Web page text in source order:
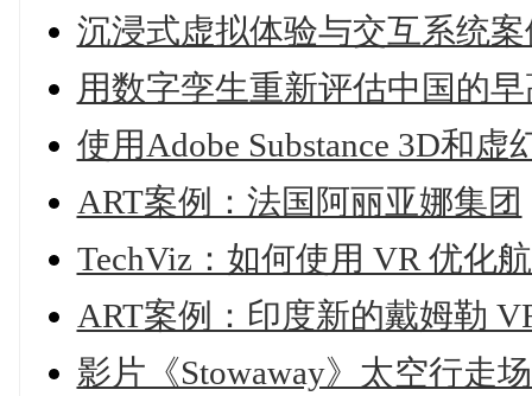
沉浸式虚拟体验与交互系统案
用数字孪生重新评估中国的
使用Adobe Substance 3D和
ART案例：法国阿丽亚娜集团
TechViz：如何使用 VR 优化
ART案例：印度新的戴姆勒
影片《Stowaway》太空行走